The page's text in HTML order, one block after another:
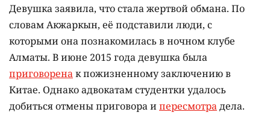
Девушка заявила, что стала жертвой обмана. По
словам Акжаркын, её подставили люди, с
которыми она познакомилась в ночном клубе
Алматы. В июне 2015 года девушка была
приговоренак пожизненному заключению в
Китае. Однако адвокатам студентки удалось
добиться отмены приговора ипересмотрадела.